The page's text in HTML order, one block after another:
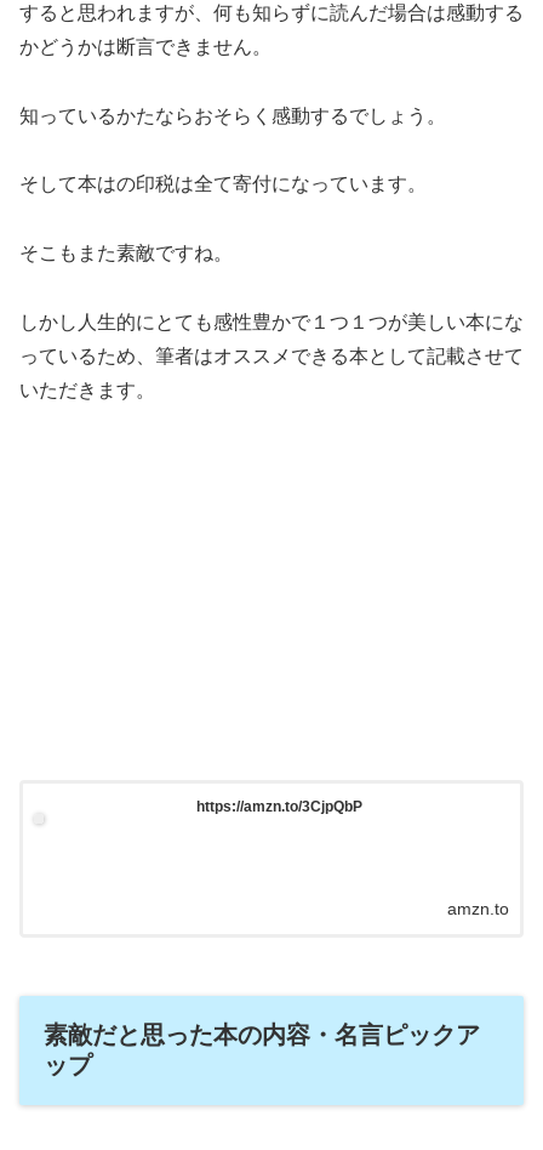
すると思われますが、何も知らずに読んだ場合は感動する
かどうかは断言できません。
知っているかたならおそらく感動するでしょう。
そして本はの印税は全て寄付になっています。
そこもまた素敵ですね。
しかし人生的にとても感性豊かで１つ１つが美しい本にな
っているため、筆者はオススメできる本として記載させて
いただきます。
https://amzn.to/3CjpQbP
amzn.to
素敵だと思った本の内容・名言ピックア
ップ